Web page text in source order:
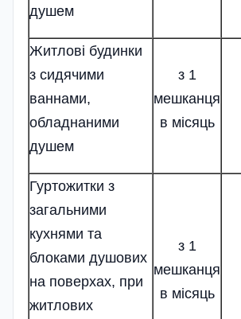
душем
Житлові будинки
з сидячими
ваннами,
обладнаними
душем
з 1
мешканця
в місяць
Гуртожитки з
загальними
кухнями та
блоками душових
на поверхах, при
житлових
з 1
мешканця
в місяць